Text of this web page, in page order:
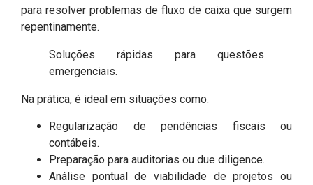
para resolver problemas de fluxo de caixa que surgem
repentinamente.
Soluções rápidas para questões
emergenciais.
Na prática, é ideal em situações como:
Regularização de pendências fiscais ou
contábeis.
Preparação para auditorias ou due diligence.
Análise pontual de viabilidade de projetos ou